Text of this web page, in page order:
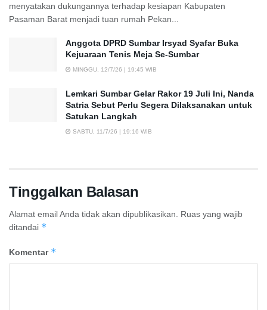
menyatakan dukungannya terhadap kesiapan Kabupaten
Pasaman Barat menjadi tuan rumah Pekan...
Anggota DPRD Sumbar Irsyad Syafar Buka
Kejuaraan Tenis Meja Se-Sumbar
MINGGU, 12/7/26 | 19:45 WIB
Lemkari Sumbar Gelar Rakor 19 Juli Ini, Nanda
Satria Sebut Perlu Segera Dilaksanakan untuk
Satukan Langkah
SABTU, 11/7/26 | 19:16 WIB
Tinggalkan Balasan
Alamat email Anda tidak akan dipublikasikan.
Ruas yang wajib
ditandai *
Komentar *